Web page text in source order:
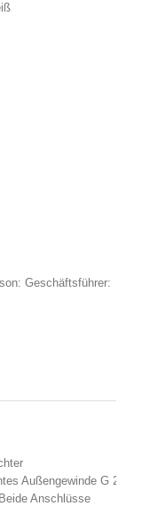
Geschäftsführer:
Außengewinde G 2“
Anschlüsse